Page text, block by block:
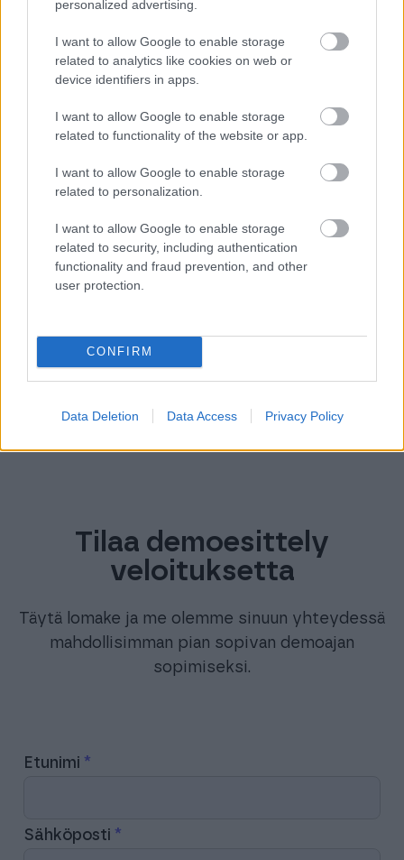
personalized advertising.
I want to allow Google to enable storage
related to analytics like cookies on web or
device identifiers in apps.
I want to allow Google to enable storage
related to functionality of the website or app.
I want to allow Google to enable storage
related to personalization.
I want to allow Google to enable storage
related to security, including authentication
functionality and fraud prevention, and other
user protection.
CONFIRM
Data Deletion Data Access Privacy Policy
muokkaus
Tunti- ja palkka-aineiston muodostus ja lataus
Taustamääritysten hallinta
Tilaa demoesittely
veloituksetta
Täytä lomake ja me olemme sinuun yhteydessä
mahdollisimman pian sopivan demoajan
sopimiseksi.
Etunimi
Sähköposti